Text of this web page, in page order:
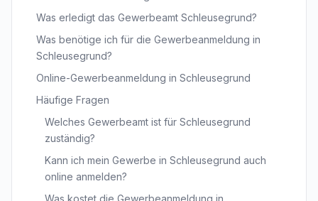
Was erledigt das Gewerbeamt Schleusegrund?
Was benötige ich für die Gewerbeanmeldung in
Schleusegrund?
Online-Gewerbeanmeldung in Schleusegrund
Häufige Fragen
Welches Gewerbeamt ist für Schleusegrund
zuständig?
Kann ich mein Gewerbe in Schleusegrund auch
online anmelden?
Was kostet die Gewerbeanmeldung in